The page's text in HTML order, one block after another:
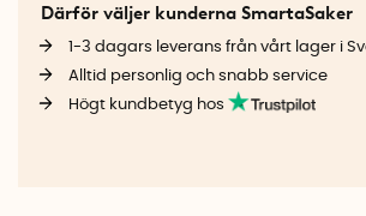
Därför väljer kunderna SmartaSaker
1-3 dagars leverans från vårt lager i
Alltid personlig och snabb service
Högt kundbetyg hos